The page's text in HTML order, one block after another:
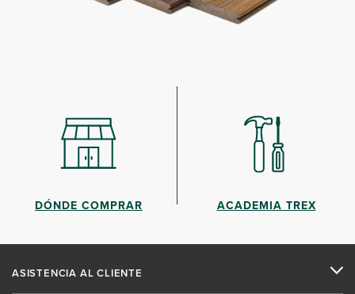
DÓNDE COMPRAR ACADEMIA TREX
ASISTENCIA AL CLIENTE